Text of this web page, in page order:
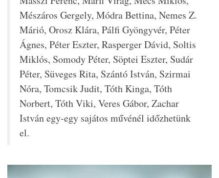
Mészáros Gergely, Módra Bettina, Nemes Z.
Márió, Orosz Klára, Pálfi Gyöngyvér, Péter
Ágnes, Péter Eszter, Rasperger Dávid, Soltis
Miklós, Somody Péter, Söptei Eszter, Sudár
Péter, Süveges Rita, Szántó István, Szirmai
Nóra, Tomcsik Judit, Tóth Kinga, Tóth
Norbert, Tóth Viki, Veres Gábor, Zachar
István egy-egy sajátos művénél időzhetünk
el.